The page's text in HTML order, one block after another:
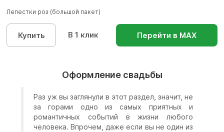
Лепестки роз (большой пакет)
Купить В 1 клик Перейти в МАХ
Оформление свадьбы
Раз уж вы заглянули в этот раздел, значит, не
за горами одно из самых приятных и
романтичных событий в жизни любого
человека. Впрочем, даже если вы не один из